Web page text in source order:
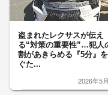
盗まれたレクサスが伝え
る“対策の重要性”…犯人
割があきらめる『5分』
ぐた...
2026年5